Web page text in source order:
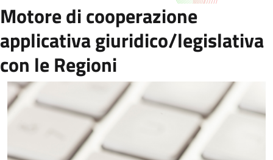
Motore di cooperazione
applicativa giuridico/legislativa
con le Regioni